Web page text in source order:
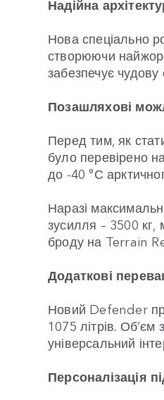
Надійна
Нова спеціально
створюючи
забезпечує
Позашляхові
Перед тим, як
було перевірено
до -40 °С
Наразі
зусилля – 3500
броду на Terrain
Додаткові
Новий Defender
1075 літрів.
універсальний
Персоналізація